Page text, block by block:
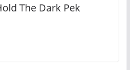
The Dark Pek